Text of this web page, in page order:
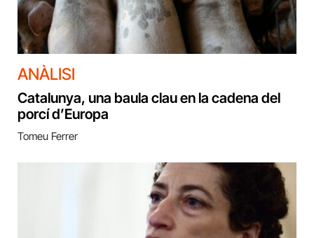
ANÀLISI
Catalunya, una baula clau en la cadena del
porcí d’Europa
Tomeu Ferrer